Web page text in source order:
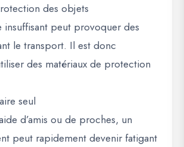
des objets
insuffisant peut provoquer des
le transport. Il est donc
des matériaux de protection
seul
d’amis ou de proches, un
peut rapidement devenir fatigant